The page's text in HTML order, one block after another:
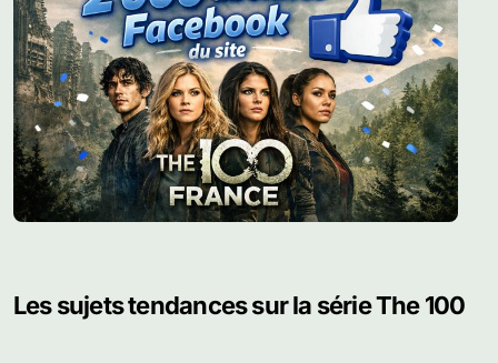
Les sujets tendances sur la série The 100